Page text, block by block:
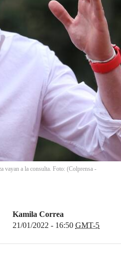
vayan a la consulta. Foto: (Colprensa -
Kamila Correa
21/01/2022 - 16:50 GMT-5